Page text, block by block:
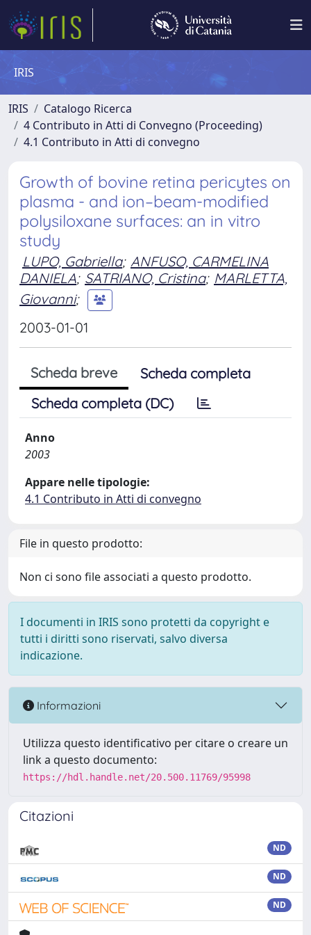
IRIS
IRIS
Catalogo Ricerca
4 Contributo in Atti di Convegno (Proceeding)
4.1 Contributo in Atti di convegno
Growth of bovine retina pericytes on
plasma - and ion–beam-modified
polysiloxane surfaces: an in vitro
study
LUPO, Gabriella; ANFUSO, CARMELINA
DANIELA; SATRIANO, Cristina; MARLETTA,
Giovanni;
2003-01-01
Scheda breve
Scheda completa
Scheda completa (DC)
Anno
2003
Appare nelle tipologie:
4.1 Contributo in Atti di convegno
File in questo prodotto:
Non ci sono file associati a questo prodotto.
I documenti in IRIS sono protetti da copyright e
tutti i diritti sono riservati, salvo diversa
indicazione.
Informazioni
Utilizza questo identificativo per citare o creare un
link a questo documento:
https://hdl.handle.net/20.500.11769/95998
Citazioni
ND
ND
ND